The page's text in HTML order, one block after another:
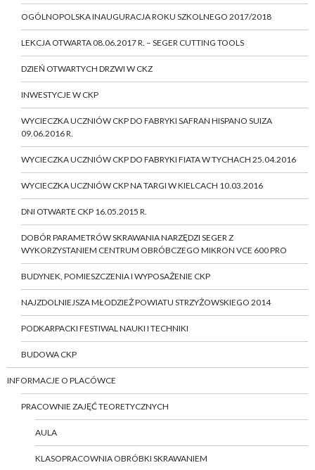
OGÓLNOPOLSKA INAUGURACJA ROKU SZKOLNEGO 2017/2018
LEKCJA OTWARTA 08.06.2017 R. – SEGER CUTTING TOOLS
DZIEŃ OTWARTYCH DRZWI W CKZ
INWESTYCJE W CKP
WYCIECZKA UCZNIÓW CKP DO FABRYKI SAFRAN HISPANO SUIZA
09.06.2016 R.
WYCIECZKA UCZNIÓW CKP DO FABRYKI FIATA W TYCHACH 25.04.2016
WYCIECZKA UCZNIÓW CKP NA TARGI W KIELCACH 10.03.2016
DNI OTWARTE CKP 16.05.2015 R.
DOBÓR PARAMETRÓW SKRAWANIA NARZĘDZI SEGER Z
WYKORZYSTANIEM CENTRUM OBRÓBCZEGO MIKRON VCE 600 PRO
BUDYNEK, POMIESZCZENIA I WYPOSAŻENIE CKP
NAJZDOLNIEJSZA MŁODZIEŻ POWIATU STRZYŻOWSKIEGO 2014
PODKARPACKI FESTIWAL NAUKI I TECHNIKI
BUDOWA CKP
INFORMACJE O PLACÓWCE
PRACOWNIE ZAJĘĆ TEORETYCZNYCH
AULA
KLASOPRACOWNIA OBRÓBKI SKRAWANIEM